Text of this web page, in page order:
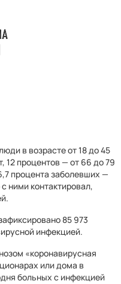
в возрасте от 18 до 45
12 процентов — от 66 до 79
процента заболевших —
ними контактировал,
85 973
инфекцией.
«коронавирусная
или дома в
больных с инфекцией